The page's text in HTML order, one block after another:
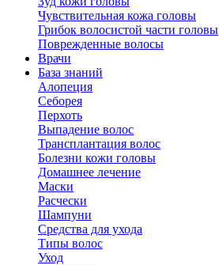
Чувствительная кожа головы
Грибок волосистой части головы
Поврежденные волосы
Врачи
База знаний
Алопеция
Себорея
Перхоть
Выпадение волос
Трансплантация волос
Болезни кожи головы
Домашнее лечение
Маски
Расчески
Шампуни
Средства для ухода
Типы волос
Уход